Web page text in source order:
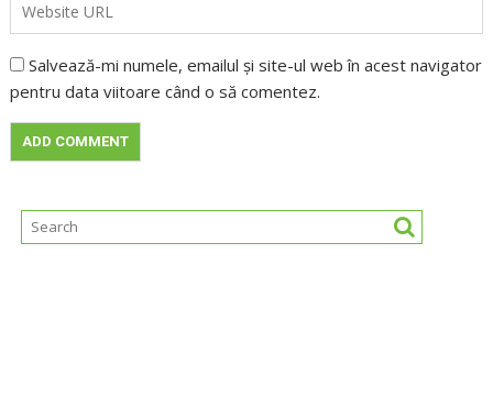
Salvează-mi numele, emailul și site-ul web în acest navigator
pentru data viitoare când o să comentez.